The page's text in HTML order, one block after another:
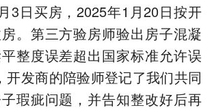
3日买房，2025年1月20日按开
。第三方验房师验出房子混凝
整度误差超出国家标准允许误
开发商的陪验师登记了我们共同
瑕疵问题，并告知整改好后再